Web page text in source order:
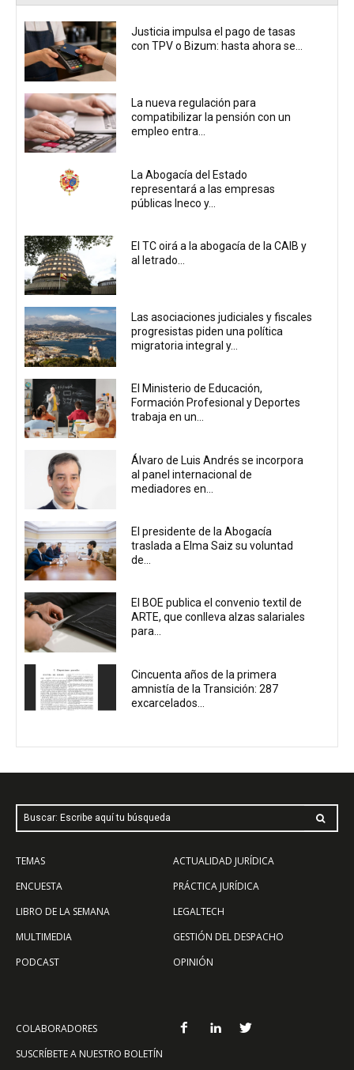
Justicia impulsa el pago de tasas
con TPV o Bizum: hasta ahora se...
La nueva regulación para
compatibilizar la pensión con un
empleo entra...
La Abogacía del Estado
representará a las empresas
públicas Ineco y...
El TC oirá a la abogacía de la CAIB y
al letrado...
Las asociaciones judiciales y fiscales
progresistas piden una política
migratoria integral y...
El Ministerio de Educación,
Formación Profesional y Deportes
trabaja en un...
Álvaro de Luis Andrés se incorpora
al panel internacional de
mediadores en...
El presidente de la Abogacía
traslada a Elma Saiz su voluntad
de...
El BOE publica el convenio textil de
ARTE, que conlleva alzas salariales
para...
Cincuenta años de la primera
amnistía de la Transición: 287
excarcelados...
Buscar: Escribe aquí tu búsqueda
TEMAS
ENCUESTA
LIBRO DE LA SEMANA
MULTIMEDIA
PODCAST
ACTUALIDAD JURÍDICA
PRÁCTICA JURÍDICA
LEGALTECH
GESTIÓN DEL DESPACHO
OPINIÓN
COLABORADORES
SUSCRÍBETE A NUESTRO BOLETÍN